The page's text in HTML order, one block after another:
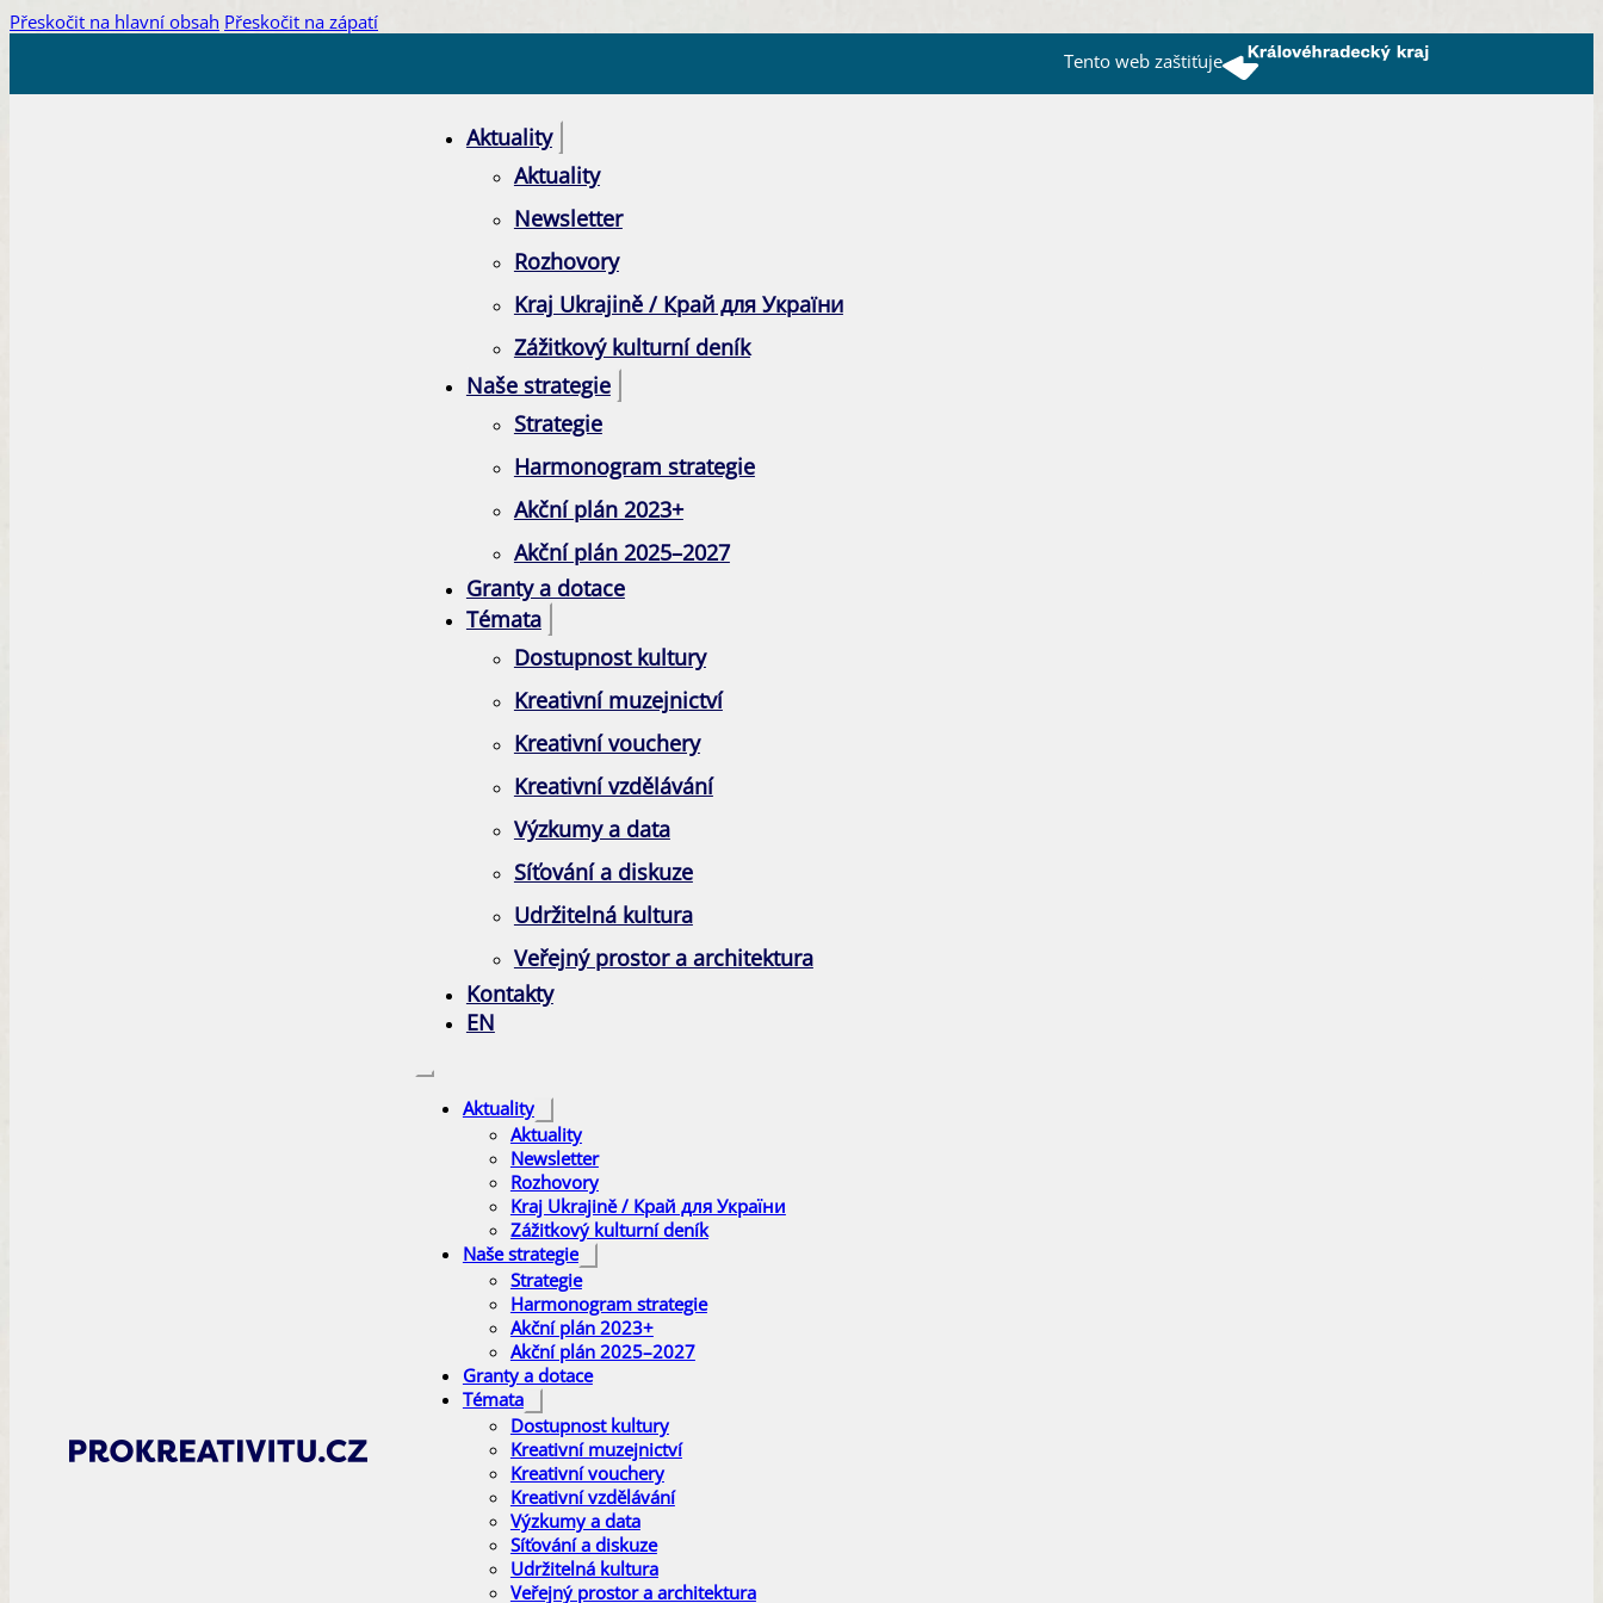
Přeskočit na hlavní obsah Přeskočit na zápatí
Tento web zaštiťuje
Aktuality
Aktuality
Newsletter
Rozhovory
Kraj Ukrajině / Край для України
Zážitkový kulturní deník
Naše strategie
Strategie
Harmonogram strategie
Akční plán 2023+
Akční plán 2025–2027
Granty a dotace
Témata
Dostupnost kultury
Kreativní muzejnictví
Kreativní vouchery
Kreativní vzdělávání
Výzkumy a data
Síťování a diskuze
Udržitelná kultura
Veřejný prostor a architektura
Kontakty
EN
Aktuality
Aktuality
Newsletter
Rozhovory
Kraj Ukrajině / Край для України
Zážitkový kulturní deník
Naše strategie
Strategie
Harmonogram strategie
Akční plán 2023+
Akční plán 2025–2027
Granty a dotace
Témata
Dostupnost kultury
Kreativní muzejnictví
Kreativní vouchery
Kreativní vzdělávání
Výzkumy a data
Síťování a diskuze
Udržitelná kultura
Veřejný prostor a architektura